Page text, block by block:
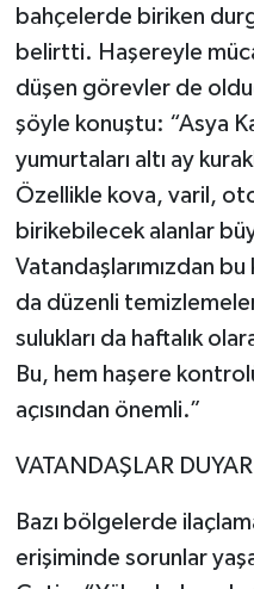
bahçelerde biriken
belirtti. Haşereyle
düşen görevler de
şöyle konuştu: “Asya
yumurtaları altı ay
Özellikle kova, varil,
birikebilecek alanlar
Vatandaşlarımızdan bu
da düzenli
sulukları da haftalık
Bu, hem haşere
açısından önemli.”
VATANDAŞLAR
Bazı bölgelerde
erişiminde sorunlar